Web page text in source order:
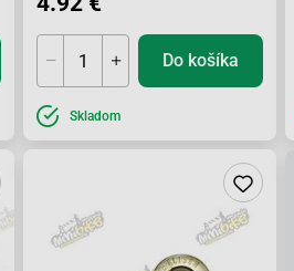
Do košíka
Skladom